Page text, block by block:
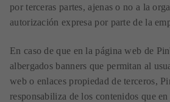
por terceras partes, ajenas o no a la
autorización expresa por parte de la
En caso de que en la página web de
albergados banners que permitan al
web o enlaces propiedad de terceros,
responsabiliza de los contenidos que